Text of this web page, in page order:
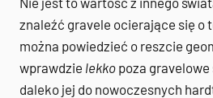
znaleźć gravele ocierające się o
można powiedzieć o reszcie
wprawdzie lekko poza
daleko jej do nowoczesnych